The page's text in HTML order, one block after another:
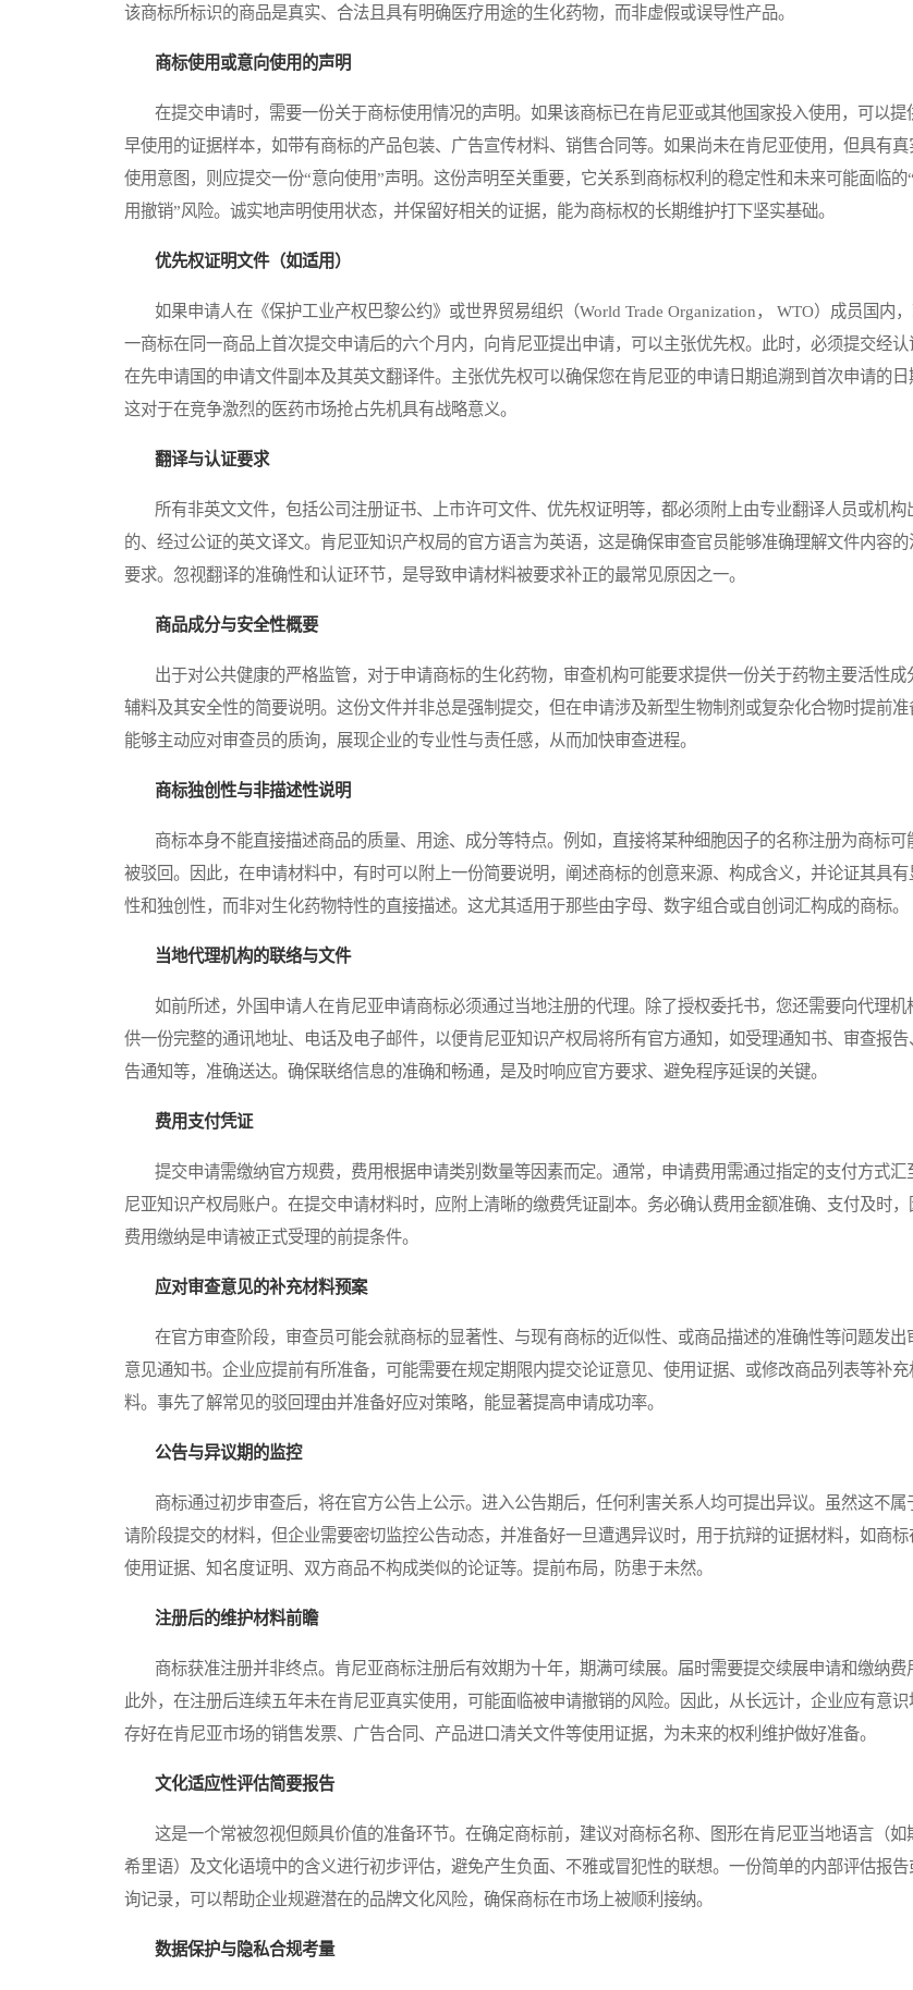
该商标所标识的商品是真实、合法且具有明确医疗用途的生化药物，而非虚假或误导性产品。
商标使用或意向使用的声明
在提交申请时，需要一份关于商标使用情况的声明。如果该商标已在肯尼亚或其他国家投入使用，可以提
早使用的证据样本，如带有商标的产品包装、广告宣传材料、销售合同等。如果尚未在肯尼亚使用，但具有真
使用意图，则应提交一份“意向使用”声明。这份声明至关重要，它关系到商标权利的稳定性和未来可能面临的
用撤销”风险。诚实地声明使用状态，并保留好相关的证据，能为商标权的长期维护打下坚实基础。
优先权证明文件（如适用）
如果申请人在《保护工业产权巴黎公约》或世界贸易组织（World Trade Organization， WTO）成员国内，
一商标在同一商品上首次提交申请后的六个月内，向肯尼亚提出申请，可以主张优先权。此时，必须提交经认
在先申请国的申请文件副本及其英文翻译件。主张优先权可以确保您在肯尼亚的申请日期追溯到首次申请的日
这对于在竞争激烈的医药市场抢占先机具有战略意义。
翻译与认证要求
所有非英文文件，包括公司注册证书、上市许可文件、优先权证明等，都必须附上由专业翻译人员或机构
的、经过公证的英文译文。肯尼亚知识产权局的官方语言为英语，这是确保审查官员能够准确理解文件内容的
要求。忽视翻译的准确性和认证环节，是导致申请材料被要求补正的最常见原因之一。
商品成分与安全性概要
出于对公共健康的严格监管，对于申请商标的生化药物，审查机构可能要求提供一份关于药物主要活性成
辅料及其安全性的简要说明。这份文件并非总是强制提交，但在申请涉及新型生物制剂或复杂化合物时提前准
能够主动应对审查员的质询，展现企业的专业性与责任感，从而加快审查进程。
商标独创性与非描述性说明
商标本身不能直接描述商品的质量、用途、成分等特点。例如，直接将某种细胞因子的名称注册为商标可
被驳回。因此，在申请材料中，有时可以附上一份简要说明，阐述商标的创意来源、构成含义，并论证其具有
性和独创性，而非对生化药物特性的直接描述。这尤其适用于那些由字母、数字组合或自创词汇构成的商标。
当地代理机构的联络与文件
如前所述，外国申请人在肯尼亚申请商标必须通过当地注册的代理。除了授权委托书，您还需要向代理机
供一份完整的通讯地址、电话及电子邮件，以便肯尼亚知识产权局将所有官方通知，如受理通知书、审查报告
告通知等，准确送达。确保联络信息的准确和畅通，是及时响应官方要求、避免程序延误的关键。
费用支付凭证
提交申请需缴纳官方规费，费用根据申请类别数量等因素而定。通常，申请费用需通过指定的支付方式汇
尼亚知识产权局账户。在提交申请材料时，应附上清晰的缴费凭证副本。务必确认费用金额准确、支付及时，
费用缴纳是申请被正式受理的前提条件。
应对审查意见的补充材料预案
在官方审查阶段，审查员可能会就商标的显著性、与现有商标的近似性、或商品描述的准确性等问题发出
意见通知书。企业应提前有所准备，可能需要在规定期限内提交论证意见、使用证据、或修改商品列表等补充
料。事先了解常见的驳回理由并准备好应对策略，能显著提高申请成功率。
公告与异议期的监控
商标通过初步审查后，将在官方公告上公示。进入公告期后，任何利害关系人均可提出异议。虽然这不属
请阶段提交的材料，但企业需要密切监控公告动态，并准备好一旦遭遇异议时，用于抗辩的证据材料，如商标
使用证据、知名度证明、双方商品不构成类似的论证等。提前布局，防患于未然。
注册后的维护材料前瞻
商标获准注册并非终点。肯尼亚商标注册后有效期为十年，期满可续展。届时需要提交续展申请和缴纳费
此外，在注册后连续五年未在肯尼亚真实使用，可能面临被申请撤销的风险。因此，从长远计，企业应有意识
存好在肯尼亚市场的销售发票、广告合同、产品进口清关文件等使用证据，为未来的权利维护做好准备。
文化适应性评估简要报告
这是一个常被忽视但颇具价值的准备环节。在确定商标前，建议对商标名称、图形在肯尼亚当地语言（如
希里语）及文化语境中的含义进行初步评估，避免产生负面、不雅或冒犯性的联想。一份简单的内部评估报告
询记录，可以帮助企业规避潜在的品牌文化风险，确保商标在市场上被顺利接纳。
数据保护与隐私合规考量